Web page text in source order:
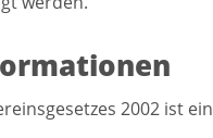
2002 ist ein